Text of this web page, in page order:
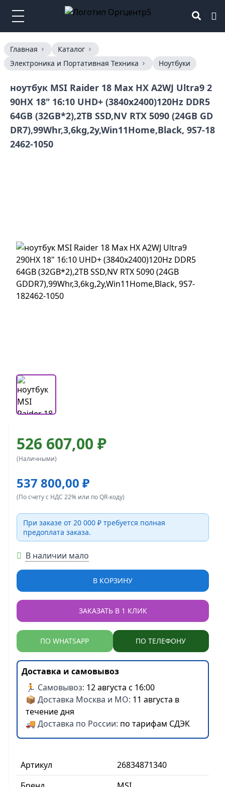
Главная
Каталог
Электроника и Портативная Техника
Ноутбуки
ноутбук MSI Raider 18 Max HX A2WJ Ultra9 2
90HX 18" 16:10 UHD+ (3840x2400)120Hz DDR5
64GB (32GB*2),2TB SSD,NV RTX 5090 (24GB GD
DR7),99Whr,3,6kg,2y,Win11Home,Black, 9S7-18
2462-1050
Артикул
26834871340
526 607,00 ₽
(Наличными)
537 800,00 ₽
(По счету с НДС 22% или по QR-коду)
При заказе от 20 000 ₽ требуется полная
предоплата заказа.
В наличии мало
В КОРЗИНУ
ЗАКАЗАТЬ В 1 КЛИК
ПО WHATSAPP ПО ТЕЛЕФОНУ
Доставка и самовывоз
🏃 Самовывоз: 12 августа с 16:00
📦 Доставка Москва и МО: 11 августа в
течение дня
🚚 Доставка по России: по тарифам СДЭК